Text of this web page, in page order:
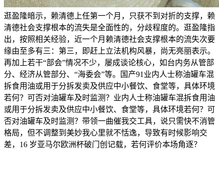
逛盈隆暗示，赖清德上任第一个月，只获不到对折的支撑，赖
清德社会支撑根本的流失是全面性的，分歧程度的。逛盈隆指
出，按照相关经验，近一个月赖清德社会支撑根本的流失次要
缘由至多有三：第三，即赶上立法机构风暴，尚无亮丽表示。
再加上若干“部会”情况不少，屡成谈论核心，如台内务从管部
分、经济从管部分、“海委会”等。国产91业内人士称油罐车混
拆食用油或用于分拆发卖及供应中小餐饮、食堂等，具体环境
若何？可否对油罐车及时监测？业内人士称油罐车混拆食用油
或用于分拆发卖及供应中小餐饮、食堂等，具体环境若何？可
否对油罐车及时监测？带领一曲催我交工具，说只需快不消管
格局，但不调整到美妙我心里就不恬逸，导致有时候影响交
差，16 岁亚马尔欧洲杯破门创记载，若何评价本场角逐？